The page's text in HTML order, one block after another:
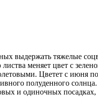
выдержать тяжелые
меняет цвет с
Цветет с
полуденного
и одиночных посадках,